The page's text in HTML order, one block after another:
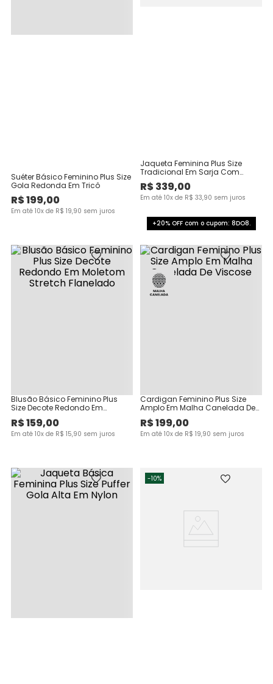
Suéter Básico Feminino Plus Size
Gola Redonda Em Tricô
R$199,00
Em até 10x de R$ 19,90 sem juros
Jaqueta Feminina Plus Size
Tradicional Em Sarja Com
Elastano
R$339,00
Em até 10x de R$ 33,90 sem juros
+20% OFF com o cupom: 8DO8.
Blusão Básico Feminino Plus
Size Decote Redondo Em
Moletom Stretch Flanelado
R$159,00
Em até 10x de R$ 15,90 sem juros
Cardigan Feminino Plus Size
Amplo Em Malha Canelada De
Viscose
R$199,00
Em até 10x de R$ 19,90 sem juros
-10%